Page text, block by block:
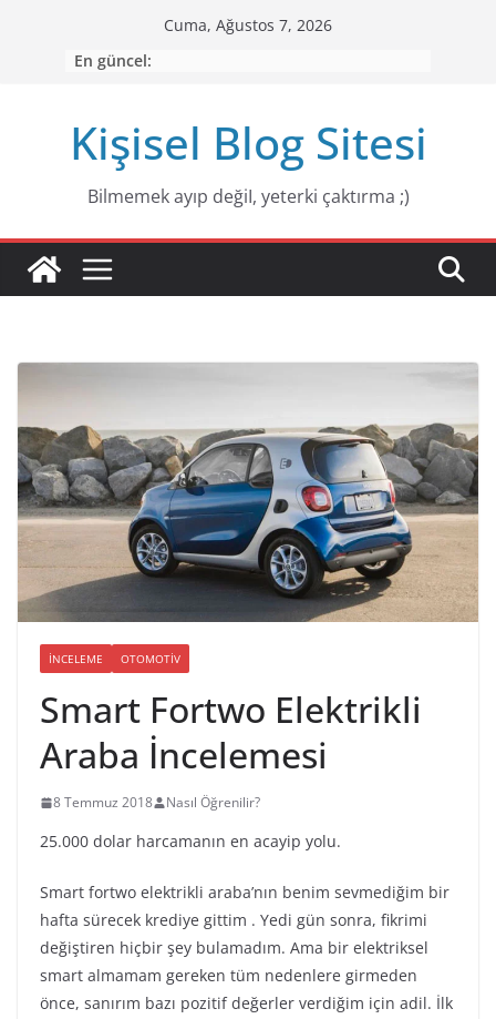
Cuma, Ağustos 7, 2026
En güncel:
Kişisel Blog Sitesi
Bilmemek ayıp değiI, yeterki çaktırma ;)
İNCELEME OTOMOTIV
Smart Fortwo Elektrikli
Araba İncelemesi
8 Temmuz 2018 Nasıl Öğrenilir?
25.000 dolar harcamanın en acayip yolu.
Smart fortwo elektrikli araba’nın benim sevmediğim bir
hafta sürecek krediye gittim . Yedi gün sonra, fikrimi
değiştiren hiçbir şey bulamadım. Ama bir elektriksel
smart almamam gereken tüm nedenlere girmeden
önce, sanırım bazı pozitif değerler verdiğim için adil. İlk